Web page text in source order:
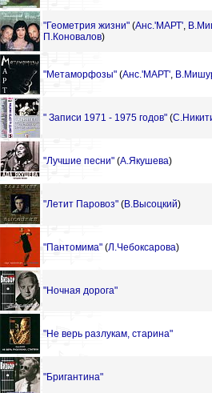
"Геометрия жизни" (Анс.'МАРТ',
П.Коновалов)
"Метаморфозы" (Анс.'МАРТ',
" Записи 1971 - 1975 годов" (
"Лучшие песни" (А.Якушева)
"Летит Паровоз" (В.Высоцкий)
"Пантомима" (Л.Чебоксарова)
"Ночная дорога"
"Не верь разлукам, старина"
"Бригантина"